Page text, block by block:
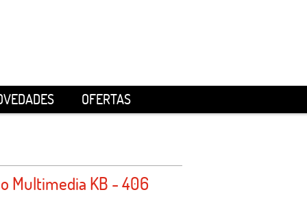
OFERTAS
Multimedia KB - 406